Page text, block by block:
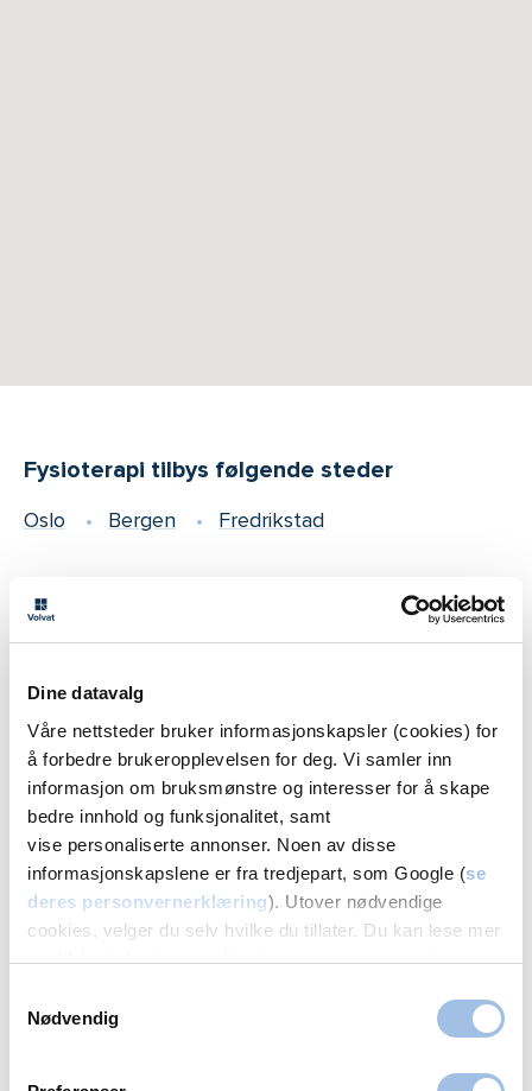
Dine datavalg
Våre nettsteder bruker informasjonskapsler (cookies) for
å forbedre brukeropplevelsen for deg. Vi samler inn
informasjon om bruksmønstre og interesser for å skape
bedre innhold og funksjonalitet, samt
vise personaliserte annonser. Noen av disse
informasjonskapslene er fra tredjepart, som Google (se
deres personvernerklæring). Utover nødvendige
cookies, velger du selv hvilke du tillater. Du kan lese mer
om Volvats bruk av cookies ivår personvernerklæring.
Nødvendig
Fysioterapi tilbys følgende steder
Oslo Bergen Fredrikstad
Våre behandlere: Fysioterapi ved
Christine Reff Sydnes
Fysioterapeut